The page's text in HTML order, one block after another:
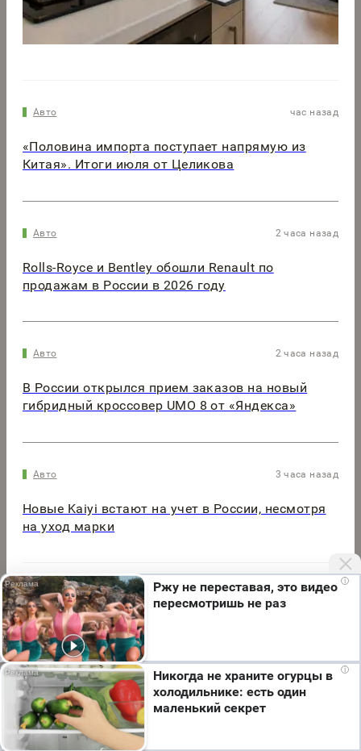
Авто час назад
«Половина импорта поступает напрямую из
Китая». Итоги июля от Целикова
Авто 2 часа назад
Rolls-Royce и Bentley обошли Renault по
продажам в России в 2026 году
Авто 2 часа назад
В России открылся прием заказов на новый
гибридный кроссовер UMO 8 от «Яндекса»
Авто 3 часа назад
Новые Kaiyi встают на учет в России, несмотря
на уход марки
Мы используем cookie. Во время посещения сайта
вы соглашаетесь с тем, что мы обрабатываем
ваши персональные данные с использованием
метрик Яндекс Метрика, top.mail.ru, LiveInternet.
Я согласен
i
Ржу не переставая, это видео
пересмотришь не раз
i
Никогда не храните огурцы в
холодильнике: есть один
маленький секрет